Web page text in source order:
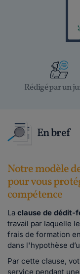
Rédigé par un
En bref
Notre modèle
pour vous
compétence
La clause de dédit-
travail par laquelle
frais de formation
dans l'hypothèse
Par cette clause,
service pendant